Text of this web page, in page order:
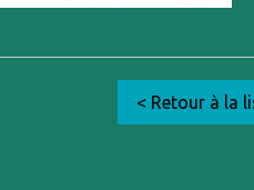
< Retour à la